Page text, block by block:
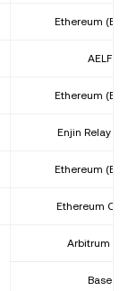
Ethereum
AELF
Ethereum
Enjin Relay
Ethereum
Ethereum
Arbitrum
Base